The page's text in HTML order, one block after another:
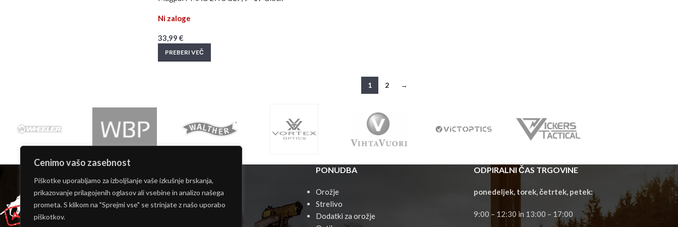
Cenimo vašo zasebnost
Piškotke uporabljamo za izboljšanje vaše izkušnje brskanja,
prikazovanje prilagojenih oglasov ali vsebine in analizo našega
prometa. S klikom na "Sprejmi vse" se strinjate z našo uporabo
piškotkov.
Ni zaloge
33,99 €
PREBERI VEČ
1 2 →
Moj račun
O nas
PONUDBA
Orožje
Strelivo
Dodatki za orožje
ODPIRALNI ČAS TRGOVINE
ponedeljek, torek, četrtek, petek:
9:00 – 12:30 in 13:00 – 17:00